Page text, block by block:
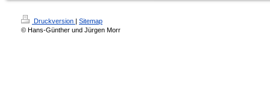
Druckversion | Sitemap
© Hans-Günther und Jürgen Morr